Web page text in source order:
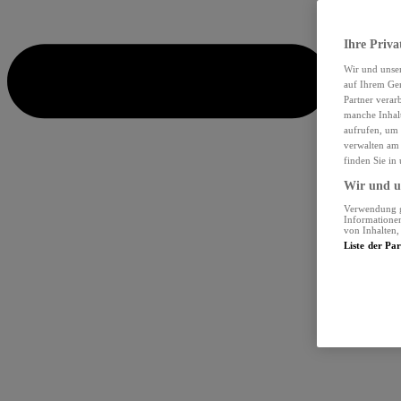
Ihre
Wir und
auf Ihrem
Partner
manche
aufrufen, um
verwalten
finden Sie in
Wir und
Verwendung
von Inhalten,
Liste der